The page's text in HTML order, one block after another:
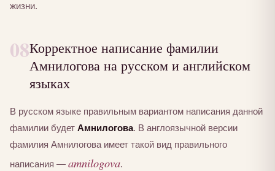
жизни.
08Корректное написание фамилии
Амнилогова на русском и английском
языках
В русском языке правильным вариантом написания данной
фамилии будет Амнилогова. В англоязычной версии
фамилия Амнилогова имеет такой вид правильного
написания — amnilogova.